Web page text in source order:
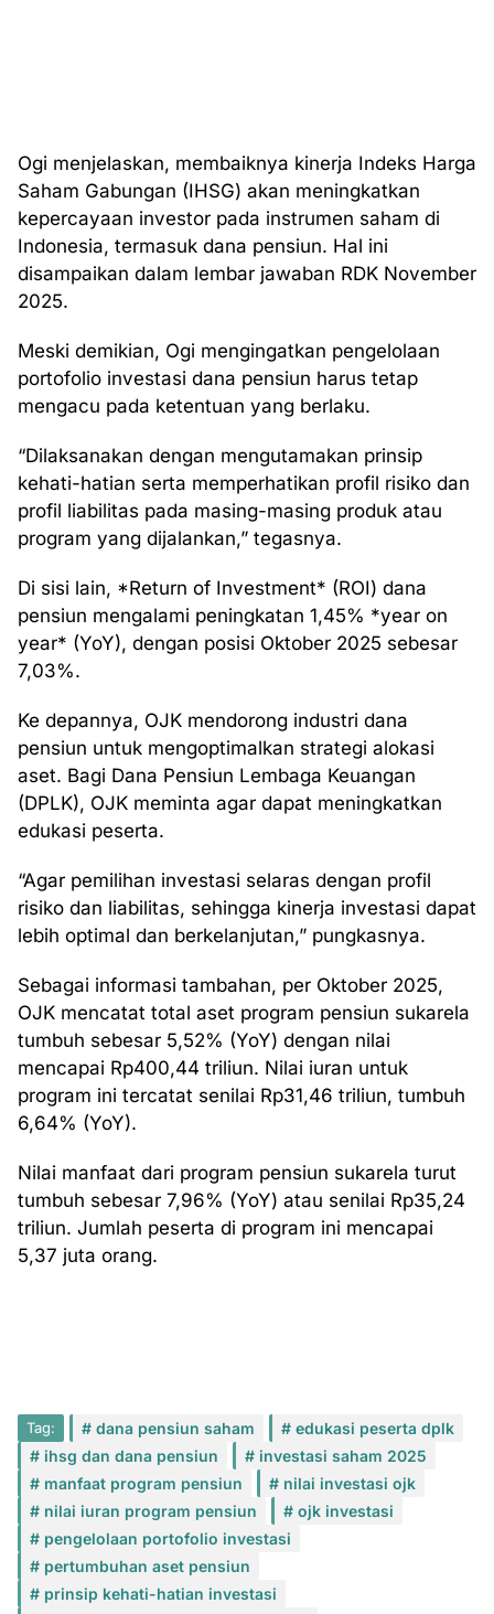
Ogi menjelaskan, membaiknya kinerja Indeks Harga
Saham Gabungan (IHSG) akan meningkatkan
kepercayaan investor pada instrumen saham di
Indonesia, termasuk dana pensiun. Hal ini
disampaikan dalam lembar jawaban RDK November
2025.
Meski demikian, Ogi mengingatkan pengelolaan
portofolio investasi dana pensiun harus tetap
mengacu pada ketentuan yang berlaku.
“Dilaksanakan dengan mengutamakan prinsip
kehati-hatian serta memperhatikan profil risiko dan
profil liabilitas pada masing-masing produk atau
program yang dijalankan,” tegasnya.
Di sisi lain, *Return of Investment* (ROI) dana
pensiun mengalami peningkatan 1,45% *year on
year* (YoY), dengan posisi Oktober 2025 sebesar
7,03%.
Ke depannya, OJK mendorong industri dana
pensiun untuk mengoptimalkan strategi alokasi
aset. Bagi Dana Pensiun Lembaga Keuangan
(DPLK), OJK meminta agar dapat meningkatkan
edukasi peserta.
“Agar pemilihan investasi selaras dengan profil
risiko dan liabilitas, sehingga kinerja investasi dapat
lebih optimal dan berkelanjutan,” pungkasnya.
Sebagai informasi tambahan, per Oktober 2025,
OJK mencatat total aset program pensiun sukarela
tumbuh sebesar 5,52% (YoY) dengan nilai
mencapai Rp400,44 triliun. Nilai iuran untuk
program ini tercatat senilai Rp31,46 triliun, tumbuh
6,64% (YoY).
Nilai manfaat dari program pensiun sukarela turut
tumbuh sebesar 7,96% (YoY) atau senilai Rp35,24
triliun. Jumlah peserta di program ini mencapai
5,37 juta orang.
Tag: dana pensiun saham
edukasi peserta dplk
ihsg dan dana pensiun
investasi saham 2025
manfaat program pensiun
nilai investasi ojk
nilai iuran program pensiun
ojk investasi
pengelolaan portofolio investasi
pertumbuhan aset pensiun
prinsip kehati-hatian investasi